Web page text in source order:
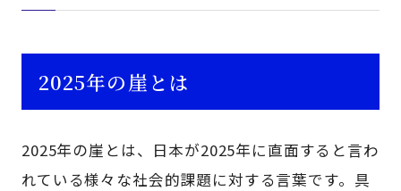
2025年の崖とは
2025年の崖とは、日本が2025年に直面すると言わ
れている様々な社会的課題に対する言葉です。具